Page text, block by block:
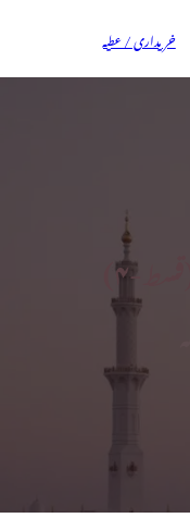
خریداری / عطیہ
۴)